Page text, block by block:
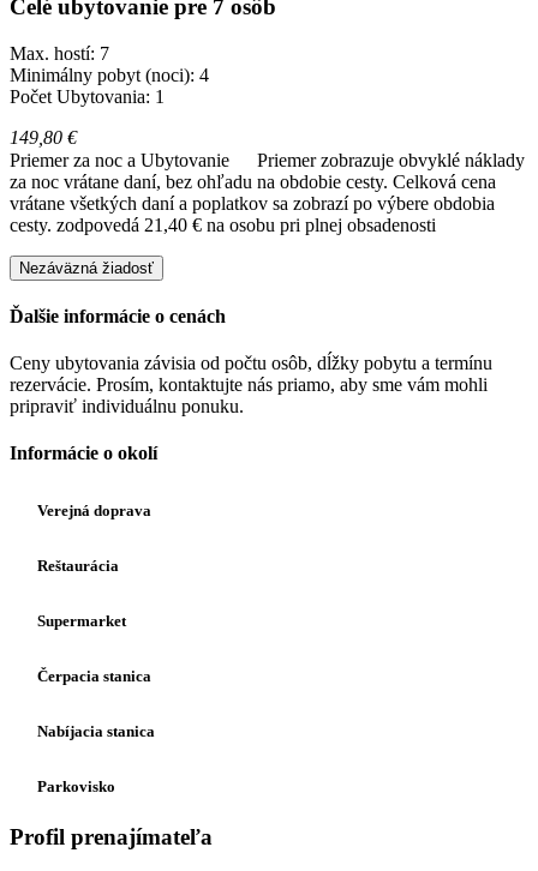
Celé ubytovanie pre 7 osôb
Max. hostí: 7
Minimálny pobyt (noci): 4
Počet Ubytovania: 1
149,80 €
Priemer za noc a Ubytovanie
Priemer zobrazuje obvyklé náklady
za noc vrátane daní, bez ohľadu na obdobie cesty. Celková cena
vrátane všetkých daní a poplatkov sa zobrazí po výbere obdobia
cesty. zodpovedá 21,40 € na osobu pri plnej obsadenosti
Nezáväzná žiadosť
Ďalšie informácie o cenách
Ceny ubytovania závisia od počtu osôb, dĺžky pobytu a termínu
rezervácie. Prosím, kontaktujte nás priamo, aby sme vám mohli
pripraviť individuálnu ponuku.
Informácie o okolí
Verejná doprava
Reštaurácia
Supermarket
Čerpacia stanica
Nabíjacia stanica
Parkovisko
Profil prenajímateľa